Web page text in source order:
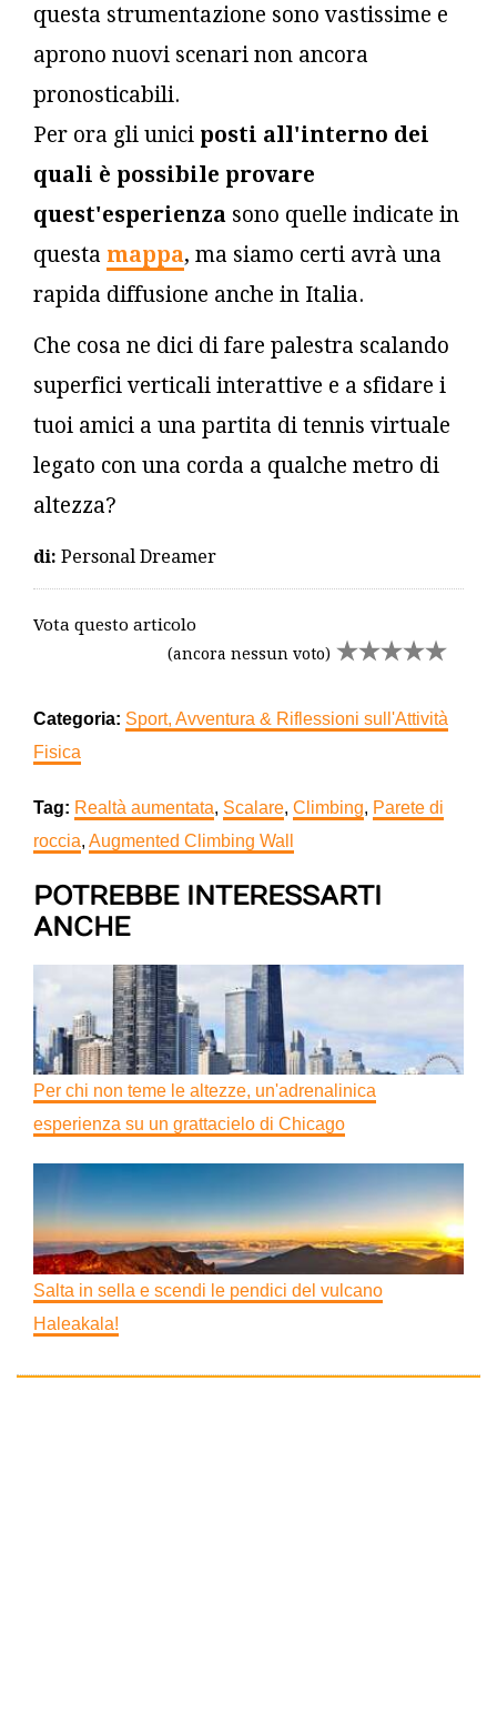
questa strumentazione sono vastissime e
aprono nuovi scenari non ancora
pronosticabili.
Per ora gli unici posti all'interno dei
quali è possibile provare
quest'esperienza sono quelle indicate in
questa mappa, ma siamo certi avrà una
rapida diffusione anche in Italia.
Che cosa ne dici di fare palestra scalando
superfici verticali interattive e a sfidare i
tuoi amici a una partita di tennis virtuale
legato con una corda a qualche metro di
altezza?
di: Personal Dreamer
Vota questo articolo
(ancora nessun voto)
Categoria: Sport, Avventura & Riflessioni sull'Attività
Fisica
Tag: Realtà aumentata, Scalare, Climbing, Parete di
roccia, Augmented Climbing Wall
POTREBBE INTERESSARTI
ANCHE
Per chi non teme le altezze, un'adrenalinica
esperienza su un grattacielo di Chicago
Salta in sella e scendi le pendici del vulcano
Haleakala!